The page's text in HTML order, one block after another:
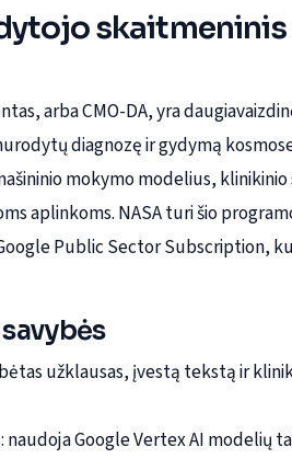
arba CMO-DA, yra
diagnozę ir gydymą
mokymo modelius,
aplinkoms. NASA turi šio
Public Sector Subscription,
užklausas, įvestą tekstą ir
naudoja Google Vertex AI modelių